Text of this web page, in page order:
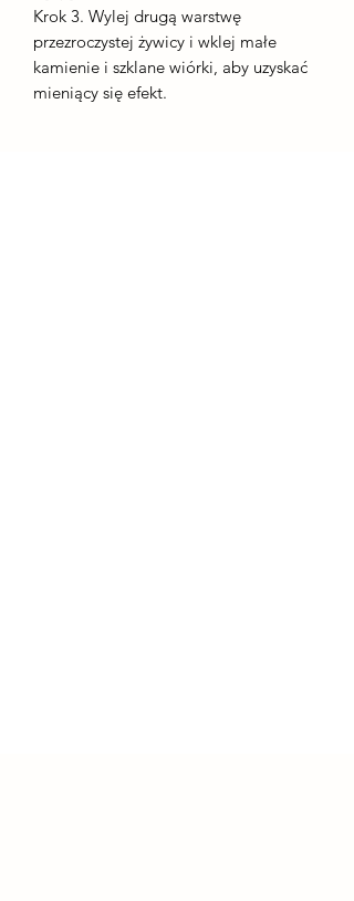
Krok 3. Wylej drugą warstwę
przezroczystej żywicy i wklej małe
kamienie i szklane wiórki, aby uzyskać
mieniący się efekt.